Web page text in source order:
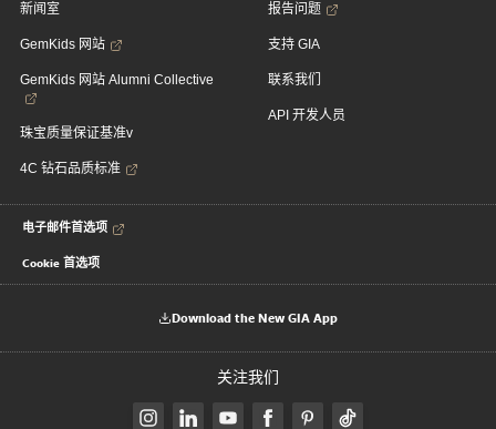
新闻室
GemKids 网站
GemKids 网站 Alumni Collective
珠宝质量保证基准v
4C 钻石品质标准
报告问题
支持 GIA
联系我们
API 开发人员
电子邮件首选项
Cookie 首选项
Download the New GIA App
关注我们